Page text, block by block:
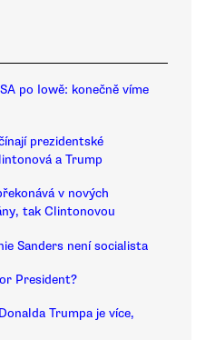
po Iowě: konečně víme
prezidentské
a Trump
v nových
tak Clintonovou
Sanders není socialista
President?
Trumpa je více,